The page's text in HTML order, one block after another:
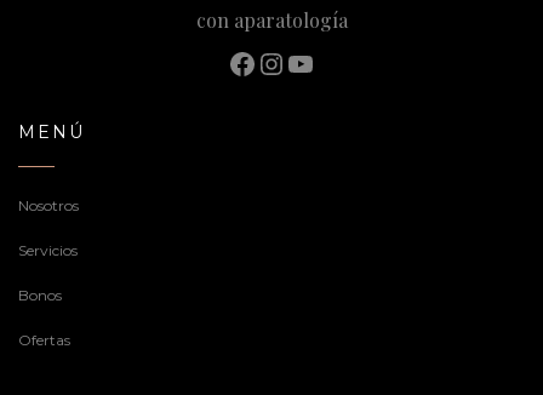
con aparatología
Facebook
Instagram
YouTube
MENÚ
Nosotros
Servicios
Bonos
Ofertas